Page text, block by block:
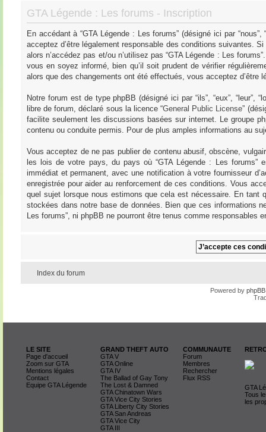
GTA Légende : Les forums - Inscription
En accédant à “GTA Légende : Les forums” (désigné ici par
acceptez d’être légalement responsable des conditions suivantes.
alors n’accédez pas et/ou n’utilisez pas “GTA Légende : Les
vous en soyez informé, bien qu’il soit prudent de vérifier
alors que des changements ont été effectués, vous acceptez
Notre forum est de type phpBB (désigné ici par “ils”, “eux”, “leur”,
libre de forum, déclaré sous la licence “General Public License”
facilite seulement les discussions basées sur internet. Le groupe
contenu ou conduite permis. Pour de plus amples informations au
Vous acceptez de ne pas publier de contenu abusif, obscène,
les lois de votre pays, du pays où “GTA Légende : Les
immédiat et permanent, avec une notification à votre fournisseur
enregistrée pour aider au renforcement de ces conditions. Vous
quel sujet lorsque nous estimons que cela est nécessaire. En tant
stockées dans notre base de données. Bien que ces informations
Les forums”, ni phpBB ne pourront être tenus comme
Index du forum
Powered by phpBB
LE SITE
Page d'accueil
Zoom sur GTA
Mentions légales
Contact
Equipe GTA Légende
GRAND THEFT AUTO
GTA V
GTA Online
GTA IV
The Ballad of Gay Tony
The Lost & Damned
GTA Chinatown Wars
GTA Vice City Stories
GTA Liberty City Stories
GTA San Andreas
GTA Vice City
GTA III
COMMUNAUTE
Forum
Membres
Rechercher
Flux RSS
GTA
Tous
les